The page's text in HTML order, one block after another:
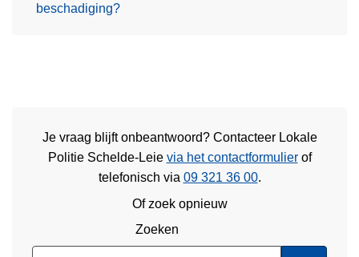
beschadiging?
Je vraag blijft onbeantwoord? Contacteer Lokale
Politie Schelde-Leie via het contactformulierof
telefonisch via 09 321 36 00.
Of zoek opnieuw
Zoeken